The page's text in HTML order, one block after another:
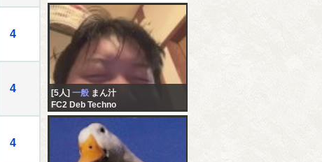
4
4
4
[5人] 一般 まん汁
FC2 Deb Techno